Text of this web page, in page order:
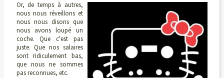
Or, de temps à autres,
nous nous réveillons et
nous nous disons que
nous avons loupé un
coche. Que c'est pas
juste. Que nos salaires
sont ridiculement bas,
que nous ne sommes
pas reconnues, etc.